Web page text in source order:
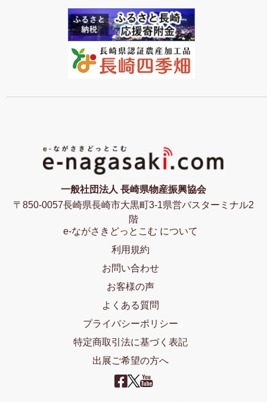
一般社団法人 長崎県物産振興協会
〒850-0057長崎県長崎市大黒町3-1県営バスターミナル2
階
e-ながさきどっとこむ について
利用規約
お問い合わせ
お客様の声
よくある質問
プライバシーポリシー
特定商取引法に基づく表記
出展ご希望の方へ